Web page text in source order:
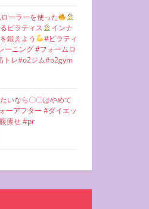
ーラーを使った
ピラティス
インナ
鍛えよう
#ピラティ
ーニング #フォームロ
トレ#o2ジム#o2gym
いなら〇〇はやめて
ーアフター #ダイエッ
痩せ #pr